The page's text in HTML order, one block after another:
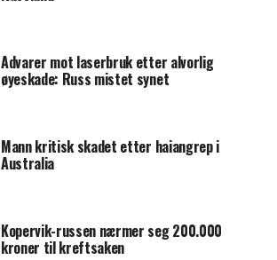
Advarer mot laserbruk etter alvorlig
øyeskade: Russ mistet synet
Mann kritisk skadet etter haiangrep i
Australia
Kopervik-russen nærmer seg 200.000
kroner til kreftsaken